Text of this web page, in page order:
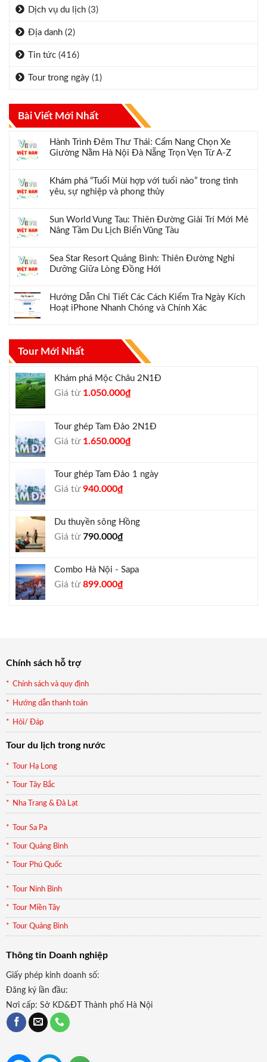
Dịch vụ du lịch (3)
Địa danh (2)
Tin tức (416)
Tour trong ngày (1)
Bài Viết Mới Nhất
Hành Trình Đêm Thư Thái: Cẩm Nang Chọn Xe
Giường Nằm Hà Nội Đà Nẵng Trọn Vẹn Từ A-Z
Khám phá “Tuổi Mùi hợp với tuổi nào” trong tình
yêu, sự nghiệp và phong thủy
Sun World Vung Tau: Thiên Đường Giải Trí Mới Mẻ
Nâng Tầm Du Lịch Biển Vũng Tàu
Sea Star Resort Quảng Bình: Thiên Đường Nghỉ
Dưỡng Giữa Lòng Đồng Hới
Hướng Dẫn Chi Tiết Các Cách Kiểm Tra Ngày Kích
Hoạt iPhone Nhanh Chóng và Chính Xác
Tour Mới Nhất
Khám phá Mộc Châu 2N1Đ
Giá từ Giá
1.300.000₫.
1.050.000₫Giá
là:
Tour ghép Tam Đảo 2N1Đ
Giá từ Giá
1.800.000₫.
1.650.000₫Giá
là:
Tour ghép Tam Đảo 1 ngày
Giá từGiá
1.000.000₫.
940.000₫Giá
là:
Du thuyền sông Hồng
Giá từ790.000₫
Combo Hà Nội - Sapa
Giá từGiá
899.000₫Giá
Chính sách hỗ trợ
Chính sách và quy định
Hướng dẫn thanh toán
Hỏi/ Đáp
Tour du lịch trong nước
Tour Hạ Long
Tour Tây Bắc
Nha Trang & Đà Lạt
Tour Sa Pa
Tour Quảng Bình
Tour Phú Quốc
Tour Ninh Bình
Tour Miền Tây
Tour Quảng Bình
Thông tin Doanh nghiệp
Giấy phép kinh doanh số:
Đăng ký lần đầu:
Nơi cấp: Sở KD&ĐT Thành phố Hà Nội